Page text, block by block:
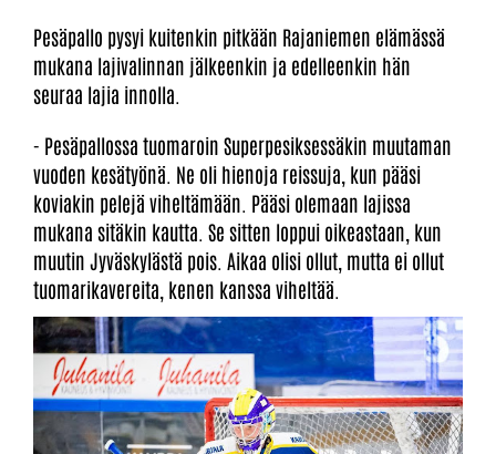
Pesäpallo pysyi kuitenkin pitkään Rajaniemen elämässä
mukana lajivalinnan jälkeenkin ja edelleenkin hän
seuraa lajia innolla.
- Pesäpallossa tuomaroin Superpesiksessäkin muutaman
vuoden kesätyönä. Ne oli hienoja reissuja, kun pääsi
koviakin pelejä viheltämään. Pääsi olemaan lajissa
mukana sitäkin kautta. Se sitten loppui oikeastaan, kun
muutin Jyväskylästä pois. Aikaa olisi ollut, mutta ei ollut
tuomarikavereita, kenen kanssa viheltää.